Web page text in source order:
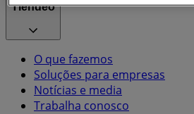
Tiendeo
O que fazemos
Soluções para empresas
Notícias e media
Trabalha conosco